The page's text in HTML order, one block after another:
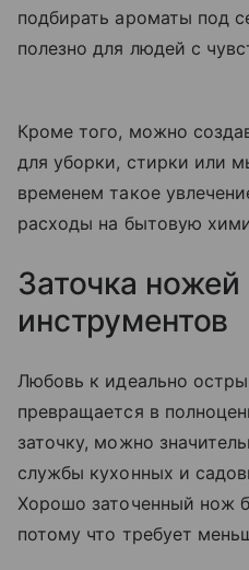
подбирать ароматы под
полезно для людей с
Кроме того, можно
для уборки, стирки или
временем такое
расходы на бытовую
Заточка ножей
инструментов
Любовь к идеально
превращается в
заточку, можно
службы кухонных и
Хорошо заточенный нож
потому что требует